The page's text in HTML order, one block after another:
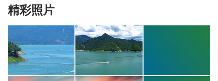
精彩照片